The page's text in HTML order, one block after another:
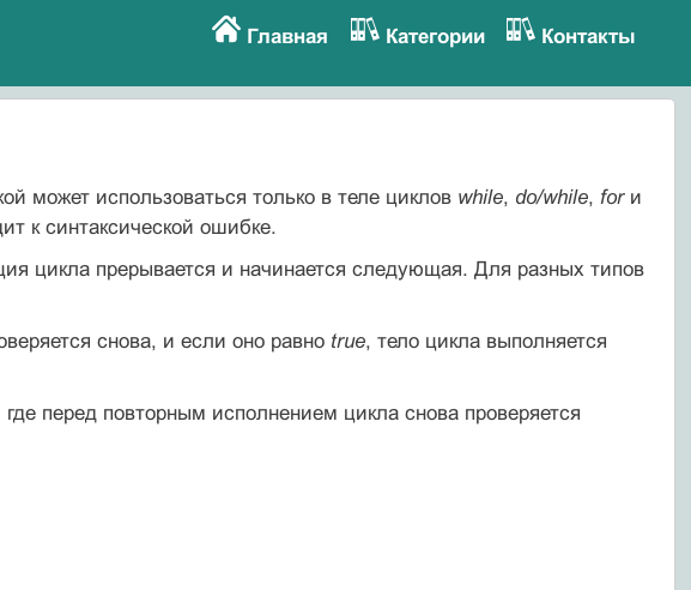
Главная Категории Контакты
может использоваться только в теле циклов while, do/while, forи
к синтаксической ошибке.
цикла прерывается и начинается следующая. Для разных типов
снова, и если оно равно true, тело цикла выполняется
перед повторным исполнением цикла снова проверяется